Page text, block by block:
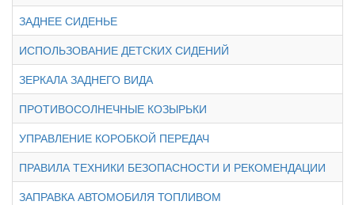
ЗАДНЕЕ СИДЕНЬЕ
ИСПОЛЬЗОВАНИЕ ДЕТСКИХ СИДЕНИЙ
ЗЕРКАЛА ЗАДНЕГО ВИДА
ПРОТИВОСОЛНЕЧНЫЕ КОЗЫРЬКИ
УПРАВЛЕНИЕ КОРОБКОЙ ПЕРЕДАЧ
ПРАВИЛА ТЕХНИКИ БЕЗОПАСНОСТИ И РЕКОМЕНДАЦИИ
ЗАПРАВКА АВТОМОБИЛЯ ТОПЛИВОМ